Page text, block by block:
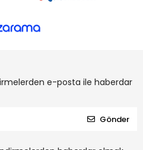
e-posta ile haberdar
Gönder